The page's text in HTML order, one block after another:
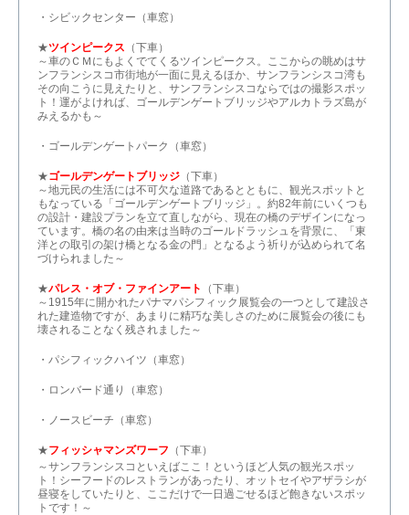
・シビックセンター（車窓）
★ツインピークス （下車）
～車のＣＭにもよくでてくるツインピークス。ここからの眺めはサ
ンフランシスコ市街地が一面に見えるほか、サンフランシスコ湾も
その向こうに見えたりと、サンフランシスコならではの撮影スポッ
ト！運がよければ、ゴールデンゲートブリッジやアルカトラズ島が
みえるかも～
・ゴールデンゲートパーク（車窓）
★ゴールデンゲートブリッジ （下車）
～地元民の生活には不可欠な道路であるとともに、観光スポットと
もなっている「ゴールデンゲートブリッジ」。約82年前にいくつも
の設計・建設プランを立て直しながら、現在の橋のデザインになっ
ています。橋の名の由来は当時のゴールドラッシュを背景に、「東
洋との取引の架け橋となる金の門」となるよう祈りが込められて名
づけられました～
★パレス・オブ・ファインアート
（下車）
～1915年に開かれたパナマパシフィック展覧会の一つとして建設さ
れた建造物ですが、あまりに精巧な美しさのために展覧会の後にも
壊されることなく残されました～
・パシフィックハイツ（車窓）
・ロンバード通り（車窓）
・ノースビーチ（車窓）
★フィッシャマンズワーフ （下車）
～サンフランシスコといえばここ！というほど人気の観光スポッ
ト！シーフードのレストランがあったり、オットセイやアザラシが
昼寝をしていたりと、ここだけで一日過ごせるほど飽きないスポッ
トです！～